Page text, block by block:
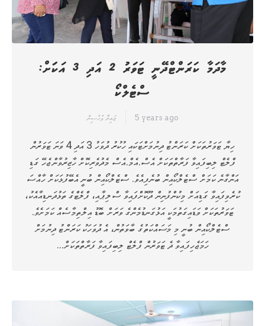
މާދަމާ ކަރަންޓްދޭނީ ޓަވަރު 2 އަދި 3 އަކަަށް:
ސްޓެލްކޯ
ޒައިނާ މުހުސިން 5 years ago
ހިޔާ ޓަވަރުތަކަށް ކަރަންޓު ދިނުމަށްޓަކައި ހުކުރު ދުވަހު 3 އަދި 4 ވަނަ ޓަވަރުން
ފްލެޓް ލިބިފައިވާ ފަރާތްތަކަށް އެސް.އެމް.އެސް މެދުވެރިކޮށް ހާޒިރުވާންޖެހޭ ގަޑި
އަންގާނެ ކަމަށް ސްޓެލްކޯއިން ބުނެފިއެވެ. ސްޓެލްކޯއިން ބުނީ އެބޭފުޅަކަށް ހާއްސަ
ކުރެވިފައިވާ ގަޑިއަށް މިކުންފުނިން ދޫކޮށްފައިވާ ސްލިޕާއި، ފްލެޓްގެ ތަޅުދަނޑިއާއެކު،
ޓަވަރުތަކަށް ވަޑައިގަތުމަކީ އަޅުގަނޑުމެންގެ ވަރަށް ބޮޑު އިލްތިމާސެއް ކަމަށެވެ.
ސްޓެލްކޯއިން ބުނީ މި މަސައްކަތުގެ ބާވަތުން، އެ ދުވަހަކު ކަރަންޓު ދިނުމަށް
ހަމަޖެހިފައިވާ ދެ ޓަވަރުން ފްލެޓް ލިބިފައިވާ ފަރާތްތަކަށް…